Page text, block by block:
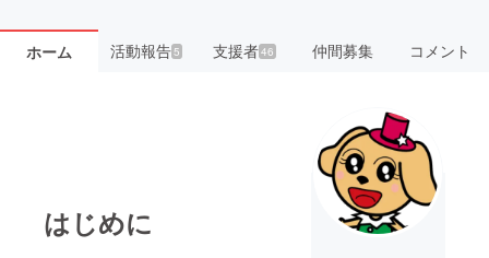
ホーム 活動報告5 支援者46 仲間募集 コメント
はじめに